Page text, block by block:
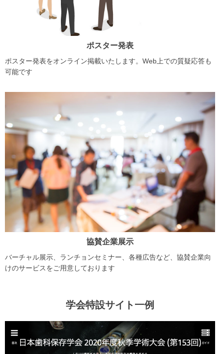
ポスター発表
ポスター発表をオンライン掲載いたします。Web上での質疑応答も
可能です
協賛企業展示
バーチャル展示、ランチョンセミナー、各種広告など、協賛企業向
けのサービスをご用意しております
学会特設サイト一例